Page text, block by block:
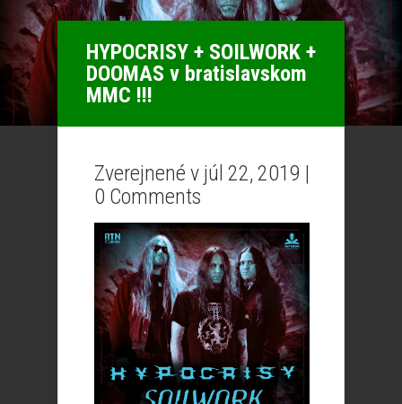
HYPOCRISY + SOILWORK +
DOOMAS v bratislavskom
MMC !!!
Zverejnené v júl 22, 2019 |
0 Comments